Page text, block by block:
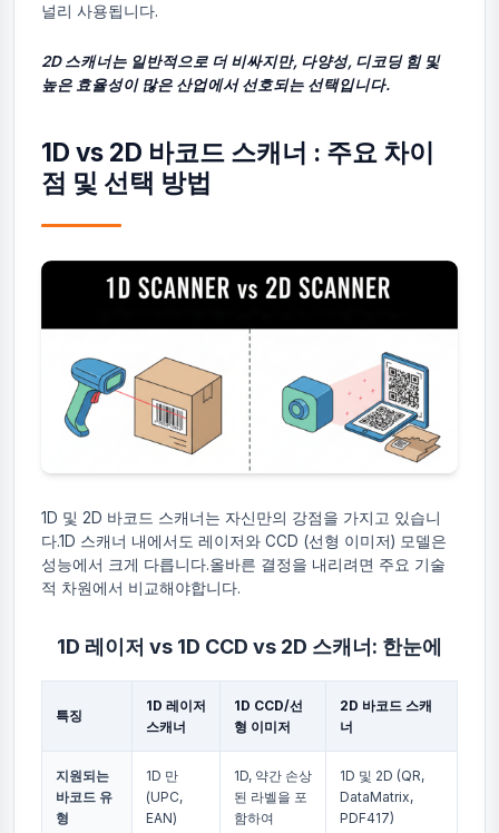
널리 사용됩니다.
2D 스캐너는 일반적으로 더 비싸지만, 다양성, 디코딩 힘 및
높은 효율성이 많은 산업에서 선호되는 선택입니다.
1D vs 2D 바코드 스캐너 : 주요 차이
점 및 선택 방법
1D 및 2D 바코드 스캐너는 자신만의 강점을 가지고 있습니
다.1D 스캐너 내에서도 레이저와 CCD (선형 이미저) 모델은
성능에서 크게 다릅니다.올바른 결정을 내리려면 주요 기술
적 차원에서 비교해야합니다.
1D 레이저 vs 1D CCD vs 2D 스캐너: 한눈에
특징
1D 레이저
스캐너
1D CCD/선
형 이미저
2D 바코드 스캐
너
지원되는
바코드 유
형
1D 만
(UPC,
EAN)
1D, 약간 손상
된 라벨을 포
함하여
1D 및 2D (QR,
DataMatrix,
PDF417)